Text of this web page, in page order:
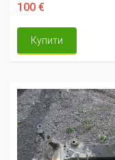
100 €
Купити